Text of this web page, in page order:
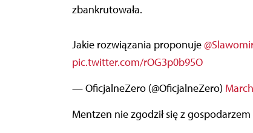
zbankrutowała.
Jakie rozwiązania proponuje
pic.twitter.com/rOG3p0b95O
— OficjalneZero (@OficjalneZero)
Mentzen nie zgodził się z